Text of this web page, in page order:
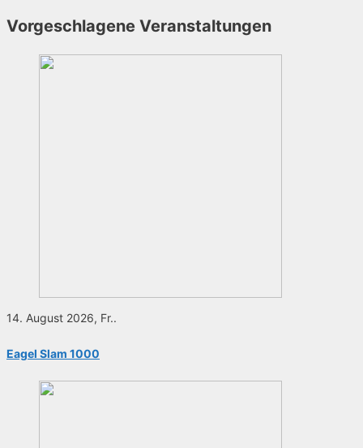
Vorgeschlagene Veranstaltungen
14. August 2026, Fr..
Eagel Slam 1000